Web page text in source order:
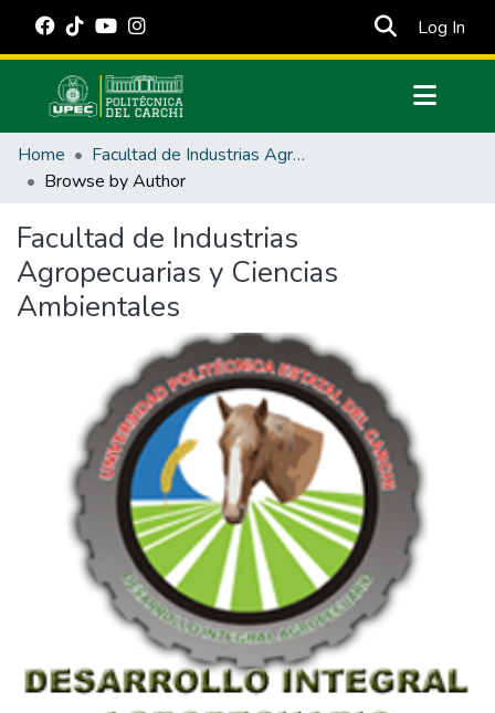
Log In
Communities & Collections
All of DSpace
Manuales
Home
Facultad de Industrias Agropecuarias y Ciencias Ambientales
Browse by Author
Facultad de Industrias
Agropecuarias y Ciencias
Ambientales